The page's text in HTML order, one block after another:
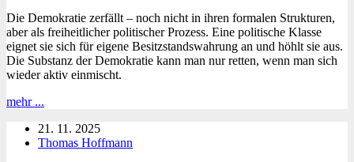
der
Pandemie
zur
Versöhnung
der
(2025)
Die Demokratie zerfällt – noch nicht in ihren formalen Strukturen,
aber als freiheitlicher politischer Prozess. Eine politische Klasse
eignet sie sich für eigene Besitzstandswahrung an und höhlt sie aus.
Die Substanz der Demokratie kann man nur retten, wenn man sich
wieder aktiv einmischt.
mehr ...
Betrieb
und
21. 11. 2025
Thomas Hoffmann